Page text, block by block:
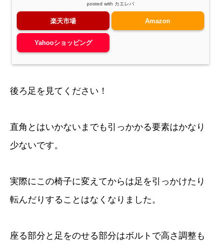
posted with カエレバ
楽天市場 Amazon
Yahooショッピング
後ろ足を見てください！
直角とはいかないまでも引っかかる要素はかなり
少ないです。
実際にこの椅子に変えてからは足を引っかけたり
転んだりすることはなくなりました。
座る部分と足をのせる部分はボルトで高さ調整も